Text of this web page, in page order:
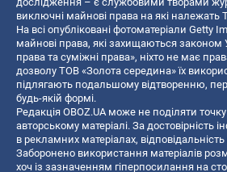
виключні майнові права на які належать
На всі опубліковані фотоматеріали Getty
майнові права, які захищаються законом
права та суміжні права», ніхто не має
дозволу ТОВ «Золота середина» їх
підлягають подальшому відтворенню,
будь-якій формі.
Редакція OBOZ.UA може не поділяти
авторському матеріалі. За достовірність
в рекламних матеріалах,
Заборонено використання матеріалів
хоч із зазначенням гіперпосилання на